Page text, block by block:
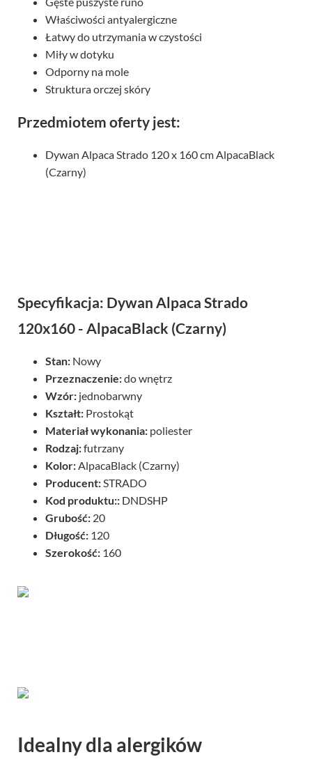
Właściwości antyalergiczne
Łatwy do utrzymania w czystości
Miły w dotyku
Odporny na mole
Struktura orczej skóry
Przedmiotem oferty jest:
Dywan Alpaca Strado 120 x 160 cm AlpacaBlack
(Czarny)
Specyfikacja: Dywan Alpaca Strado
120x160 - AlpacaBlack (Czarny)
Stan: Nowy
Przeznaczenie:do wnętrz
Wzór: jednobarwny
Kształt: Prostokąt
Materiał wykonania: poliester
Rodzaj:futrzany
Kolor:AlpacaBlack (Czarny)
Producent:STRADO
Kod produktu:: DNDSHP
Grubość: 20
Długość: 120
Szerokość: 160
Idealny dla alergików